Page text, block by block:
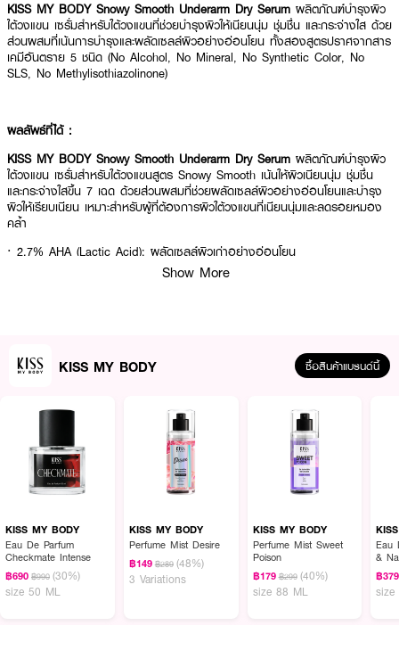
KISS MY BODY Snowy Smooth Underarm Dry Serum ผลิตภัณฑ์บำรุงผิว
ใต้วงแขน เซรั่มสำหรับใต้วงแขนที่ช่วยบำรุงผิวให้เนียนนุ่ม ชุ่มชื่น และกระจ่างใส ด้วย
ส่วนผสมที่เน้นการบำรุงและผลัดเซลล์ผิวอย่างอ่อนโยน ทั้งสองสูตรปราศจากสาร
เคมีอันตราย 5 ชนิด (No Alcohol, No Mineral, No Synthetic Color, No
SLS, No Methylisothiazolinone)
ผลลัพธ์ที่ได้ :
KISS MY BODY Snowy Smooth Underarm Dry Serum ผลิตภัณฑ์บำรุงผิว
ใต้วงแขน เซรั่มสำหรับใต้วงแขนสูตร Snowy Smooth เน้นให้ผิวเนียนนุ่ม ชุ่มชื่น
และกระจ่างใสขึ้น 7 เฉด ด้วยส่วนผสมที่ช่วยผลัดเซลล์ผิวอย่างอ่อนโยนและบำรุง
ผิวให้เรียบเนียน เหมาะสำหรับผู้ที่ต้องการผิวใต้วงแขนที่เนียนนุ่มและลดรอยหมอง
คล้ำ
· 2.7% AHA (Lactic Acid): ผลัดเซลล์ผิวเก่าอย่างอ่อนโยน
· 3% Niacinamide + Glutathione: ลดรอยหมองคล้ำ ช่วยให้ผิวสว่างใส
· Triethyl Citrate + Salvia Officinalis (Sage) Oil: ช่วยให้ผิวชุ่มชื่นและเรียบ
เนียน
· FDA Registration No. : 11-1-6700042890
How To Use :
Show More
KISS MY BODY ซื้อสินค้าแบรนด์นี้
KISS MY BODY
Eau De Parfum
Checkmate Intense
฿690 ฿990 (30%)
size 50 ML
KISS MY BODY
Perfume Mist Desire
฿149 ฿289 (48%)
3 Variations
KISS MY BODY
Perfume Mist Sweet
Poison
฿179 ฿299 (40%)
size 88 ML
Eau
&
฿379
size